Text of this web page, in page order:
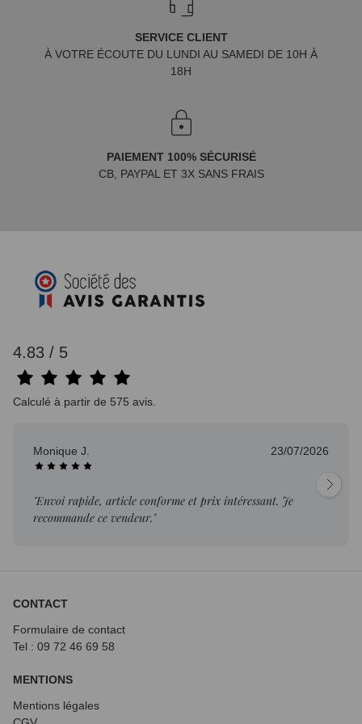
SERVICE CLIENT
À VOTRE ÉCOUTE DU LUNDI AU SAMEDI DE 10H À
18H
PAIEMENT 100% SÉCURISÉ
CB, PAYPAL ET 3X SANS FRAIS
4.83 / 5
Calculé à partir de 575 avis.
Monique J. 23/07/2026
"Envoi rapide, article conforme et prix intéressant. Je
recommande ce vendeur."
CONTACT
Formulaire de contact
Tel : 09 72 46 69 58
MENTIONS
Mentions légales